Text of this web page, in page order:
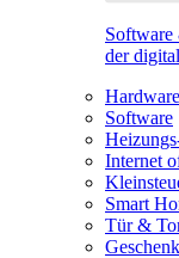
der
Hardware
Software
Internet
Smart
Tür &